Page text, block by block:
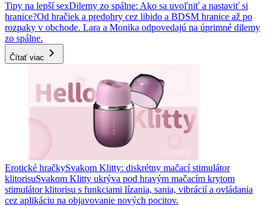
Tipy na lepší sexDilemy zo spálne: Ako sa uvoľniť a nastaviť si
hranice?Od hračiek a predohry cez libido a BDSM hranice až po
rozpaky v obchode. Lara a Monika odpovedajú na úprimné dilemy
zo spálne.
Čítať viac
Erotické hračkySvakom Klitty: diskrétny mačací stimulátor
klitorisuSvakom Klitty ukrýva pod hravým mačacím krytom
stimulátor klitorisu s funkciami lízania, sania, vibrácií a ovládania
cez aplikáciu na objavovanie nových pocitov.